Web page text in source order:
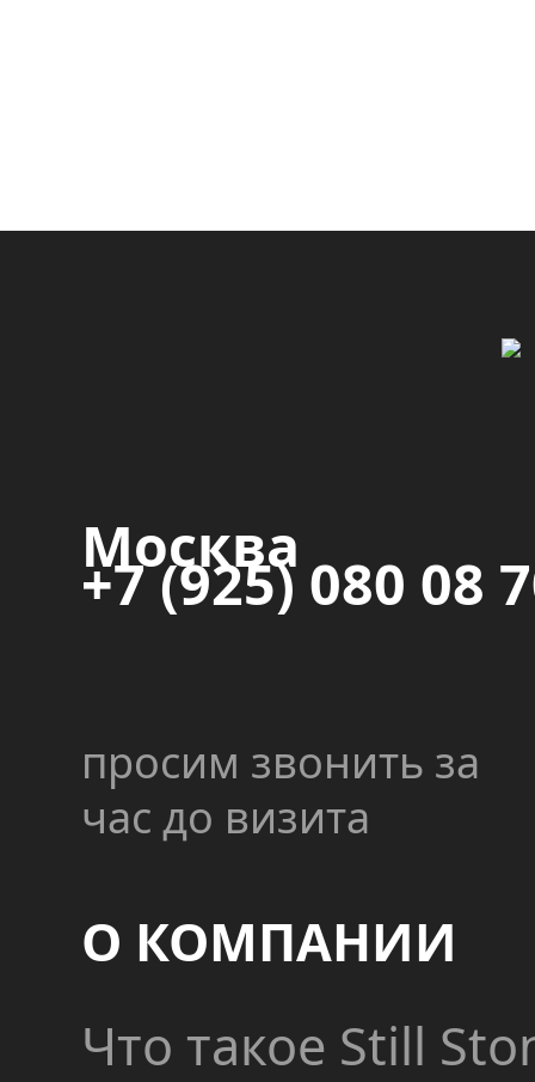
просим звонить за
час до визита
Москва
+7 (925) 080 08
О КОМПАНИИ
Что такое Still